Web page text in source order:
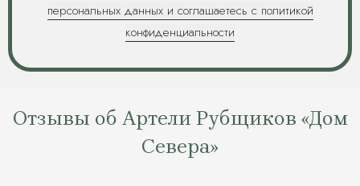
персональных данных и соглашаетесь c политикой
конфиденциальности
Отзывы об Артели Рубщиков «Дом
Севера»